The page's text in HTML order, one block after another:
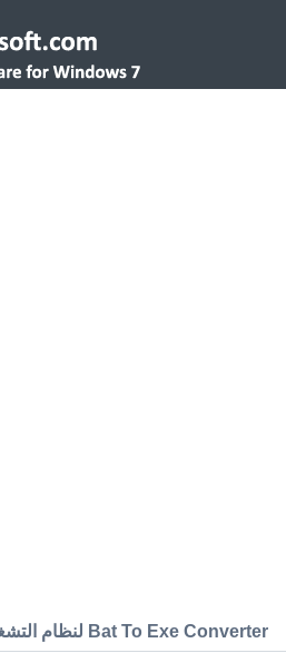
Bat To Exe Converter لنظام التشغيل Windows 7 32/64 bit